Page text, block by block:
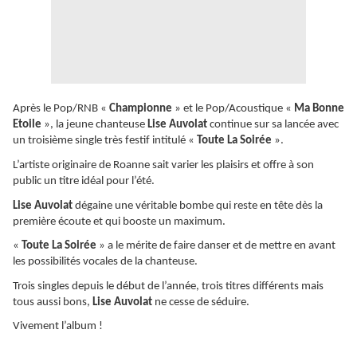
Après le Pop/RNB « Championne » et le Pop/Acoustique « Ma Bonne
Etoile », la jeune chanteuse Lise Auvolat continue sur sa lancée avec
un troisième single très festif intitulé « Toute La Soirée ».
L’artiste originaire de Roanne sait varier les plaisirs et offre à son
public un titre idéal pour l’été.
Lise Auvolat dégaine une véritable bombe qui reste en tête dès la
première écoute et qui booste un maximum.
« Toute La Soirée » a le mérite de faire danser et de mettre en avant
les possibilités vocales de la chanteuse.
Trois singles depuis le début de l’année, trois titres différents mais
tous aussi bons, Lise Auvolat ne cesse de séduire.
Vivement l’album !